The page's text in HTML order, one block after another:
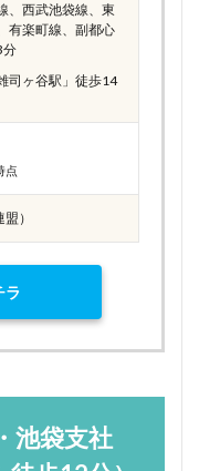
、西武池袋線、東
有楽町線、副都心
分
司ヶ谷駅」徒歩14
点
）
ラ
池袋支社